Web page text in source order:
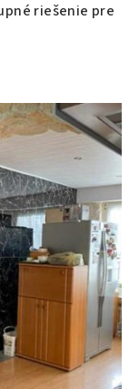
riešenie pre